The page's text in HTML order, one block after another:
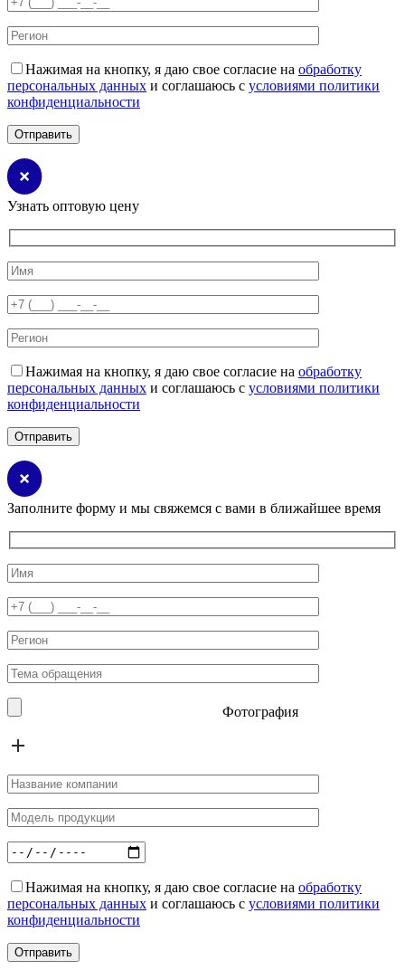
Нажимая на кнопку, я даю свое согласие на обработку
персональных данных и соглашаюсь с условиями политики
конфиденциальности
Узнать оптовую цену
Нажимая на кнопку, я даю свое согласие на обработку
персональных данных и соглашаюсь с условиями политики
конфиденциальности
Заполните форму и мы свяжемся с вами в ближайшее время
Фотография
Нажимая на кнопку, я даю свое согласие на обработку
персональных данных и соглашаюсь с условиями политики
конфиденциальности